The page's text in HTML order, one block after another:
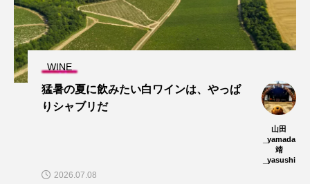
WINE
猛暑の夏に飲みたい白ワインは、やっぱ
りシャブリだ
山田
_yamada
靖
_yasushi
2026.07.08